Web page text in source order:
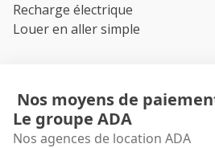
Recharge électrique
Louer en aller simple
Nos moyens de
Le groupe ADA
Nos agences de location ADA